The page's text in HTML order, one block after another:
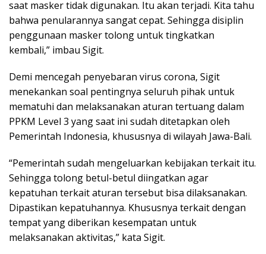
saat masker tidak digunakan. Itu akan terjadi. Kita tahu
bahwa penularannya sangat cepat. Sehingga disiplin
penggunaan masker tolong untuk tingkatkan
kembali,” imbau Sigit.
Demi mencegah penyebaran virus corona, Sigit
menekankan soal pentingnya seluruh pihak untuk
mematuhi dan melaksanakan aturan tertuang dalam
PPKM Level 3 yang saat ini sudah ditetapkan oleh
Pemerintah Indonesia, khususnya di wilayah Jawa-Bali.
“Pemerintah sudah mengeluarkan kebijakan terkait itu.
Sehingga tolong betul-betul diingatkan agar
kepatuhan terkait aturan tersebut bisa dilaksanakan.
Dipastikan kepatuhannya. Khususnya terkait dengan
tempat yang diberikan kesempatan untuk
melaksanakan aktivitas,” kata Sigit.